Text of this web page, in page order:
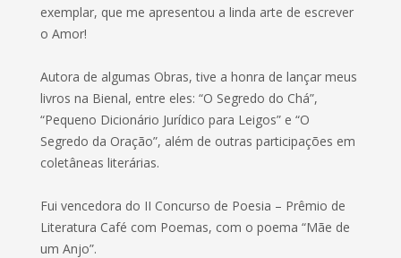
exemplar, que me apresentou a linda arte de escrever
o Amor!
Autora de algumas Obras, tive a honra de lançar meus
livros na Bienal, entre eles: “O Segredo do Chá”,
“Pequeno Dicionário Jurídico para Leigos” e “O
Segredo da Oração”, além de outras participações em
coletâneas literárias.
Fui vencedora do II Concurso de Poesia – Prêmio de
Literatura Café com Poemas, com o poema “Mãe de
um Anjo”.